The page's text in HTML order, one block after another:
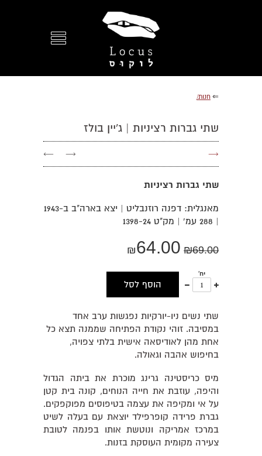
⇐ חנות/
שתי גברות רציניות | ג'יין בולז
→
→
←
שתי גברות רציניות
מאנגלית: דפנה רוזנבליט | יצא בארה"ב ב-1943
| 288 עמ' | מק"ט 1398-24
₪69.00
₪64.00
יח'
עוד
אחד
הוסף לסל
שתי נשים ניו-יורקיות נפגשות ערב אחד
במסיבה. זוהי נקודת הפתיחה שממנה תצא כל
אחת מהן לאודיסאה אישית בלתי צפויה,
בחיפוש אהבה וגאולה.
מיס כריסטינה גרינג מוכרת את ביתה הגדול
והיפה, עוזבת את חייה הנוחים, קונה בית קטן
על אי ומקיפה את עצמה בטיפוסים מפוקפקים.
גברת פרידה קופרפילד יוצאת עם בעלה לשיט
במרכז אמריקה ונוטשת אותו בפנמה לטובת
צעירה מקומית העוסקת בזנות.